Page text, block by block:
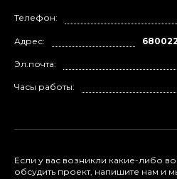
Телефон:
Адрес:
Эл.почта:
Часы работы:
Если у вас возникли какие-либо
обсудить проект, напишите нам и